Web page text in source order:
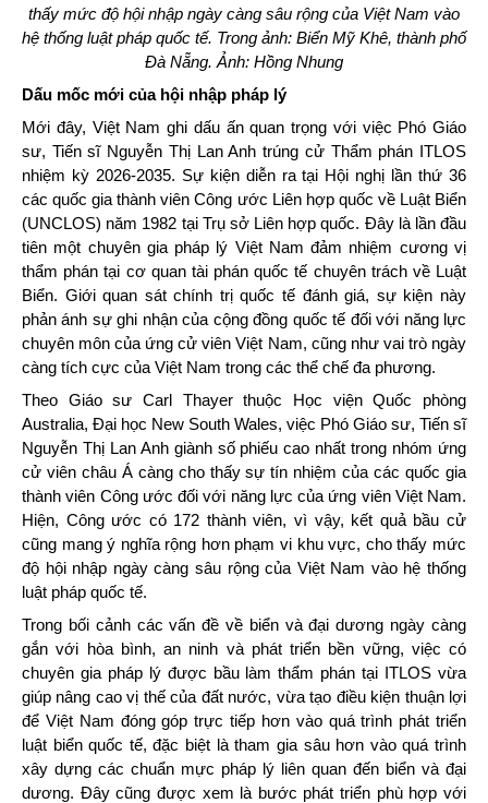
thấy mức độ hội nhập ngày càng sâu rộng của Việt Nam vào
hệ thống luật pháp quốc tế. Trong ảnh: Biển Mỹ Khê, thành phố
Đà Nẵng. Ảnh: Hồng Nhung
Dấu mốc mới của hội nhập pháp lý
Mới đây, Việt Nam ghi dấu ấn quan trọng với việc Phó Giáo
sư, Tiến sĩ Nguyễn Thị Lan Anh trúng cử Thẩm phán ITLOS
nhiệm kỳ 2026-2035. Sự kiện diễn ra tại Hội nghị lần thứ 36
các quốc gia thành viên Công ước Liên hợp quốc về Luật Biển
(UNCLOS) năm 1982 tại Trụ sở Liên hợp quốc. Đây là lần đầu
tiên một chuyên gia pháp lý Việt Nam đảm nhiệm cương vị
thẩm phán tại cơ quan tài phán quốc tế chuyên trách về Luật
Biển. Giới quan sát chính trị quốc tế đánh giá, sự kiện này
phản ánh sự ghi nhận của cộng đồng quốc tế đối với năng lực
chuyên môn của ứng cử viên Việt Nam, cũng như vai trò ngày
càng tích cực của Việt Nam trong các thể chế đa phương.
Theo Giáo sư Carl Thayer thuộc Học viện Quốc phòng
Australia, Đại học New South Wales, việc Phó Giáo sư, Tiến sĩ
Nguyễn Thị Lan Anh giành số phiếu cao nhất trong nhóm ứng
cử viên châu Á càng cho thấy sự tín nhiệm của các quốc gia
thành viên Công ước đối với năng lực của ứng viên Việt Nam.
Hiện, Công ước có 172 thành viên, vì vậy, kết quả bầu cử
cũng mang ý nghĩa rộng hơn phạm vi khu vực, cho thấy mức
độ hội nhập ngày càng sâu rộng của Việt Nam vào hệ thống
luật pháp quốc tế.
Trong bối cảnh các vấn đề về biển và đại dương ngày càng
gắn với hòa bình, an ninh và phát triển bền vững, việc có
chuyên gia pháp lý được bầu làm thẩm phán tại ITLOS vừa
giúp nâng cao vị thế của đất nước, vừa tạo điều kiện thuận lợi
để Việt Nam đóng góp trực tiếp hơn vào quá trình phát triển
luật biển quốc tế, đặc biệt là tham gia sâu hơn vào quá trình
xây dựng các chuẩn mực pháp lý liên quan đến biển và đại
dương. Đây cũng được xem là bước phát triển phù hợp với